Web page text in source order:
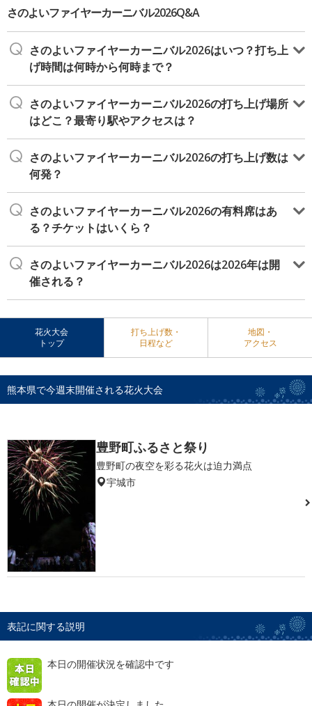
さのよいファイヤーカーニバル2026Q&A
さのよいファイヤーカーニバル2026はいつ？打ち上
げ時間は何時から何時まで？
さのよいファイヤーカーニバル2026の打ち上げ場所
はどこ？最寄り駅やアクセスは？
さのよいファイヤーカーニバル2026の打ち上げ数は
何発？
さのよいファイヤーカーニバル2026の有料席はあ
る？チケットはいくら？
さのよいファイヤーカーニバル2026は2026年は開
催される？
花火大会
トップ
打ち上げ数・
日程など
地図・
アクセス
熊本県で今週末開催される花火大会
豊野町ふるさと祭り
豊野町の夜空を彩る花火は迫力満点
宇城市
表記に関する説明
本日の開催状況を確認中です